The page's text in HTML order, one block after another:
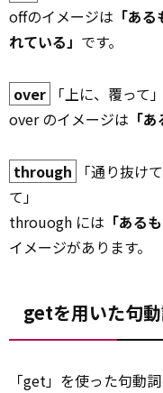
offのイメージは 「あ
れている」 です。
over
「上に、覆って
over のイメージは 「
through
「通り抜け
て」
throuogh には 「ある
イメージがあります。
getを用いた句
「get」を使った句動